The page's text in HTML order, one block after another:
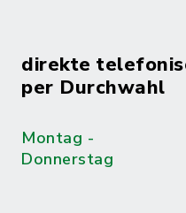
direkte
per Durchwahl
Montag -
Donnerstag